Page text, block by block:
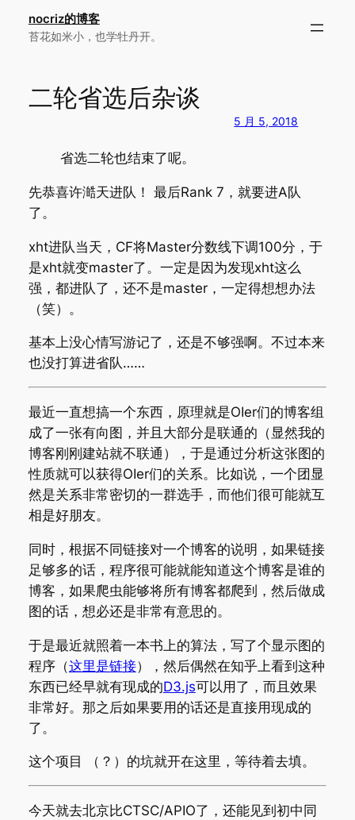
nocriz的博客
苔花如米小，也学牡丹开。
二轮省选后杂谈
5 月 5, 2018
省选二轮也结束了呢。
先恭喜许澔天进队！ 最后Rank 7，就要进A队
了。
xht进队当天，CF将Master分数线下调100分，于
是xht就变master了。一定是因为发现xht这么
强，都进队了，还不是master，一定得想想办法
（笑）。
基本上没心情写游记了，还是不够强啊。不过本来
也没打算进省队……
最近一直想搞一个东西，原理就是OIer们的博客组
成了一张有向图，并且大部分是联通的（显然我的
博客刚刚建站就不联通），于是通过分析这张图的
性质就可以获得OIer们的关系。比如说，一个团显
然是关系非常密切的一群选手，而他们很可能就互
相是好朋友。
同时，根据不同链接对一个博客的说明，如果链接
足够多的话，程序很可能就能知道这个博客是谁的
博客，如果爬虫能够将所有博客都爬到，然后做成
图的话，想必还是非常有意思的。
于是最近就照着一本书上的算法，写了个显示图的
程序（这里是链接），然后偶然在知乎上看到这种
东西已经早就有现成的D3.js可以用了，而且效果
非常好。那之后如果要用的话还是直接用现成的
了。
这个项目 （？）的坑就开在这里，等待着去填。
今天就去北京比CTSC/APIO了，还能见到初中同